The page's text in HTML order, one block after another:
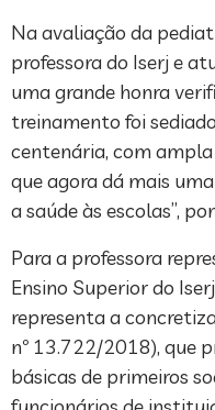
Na avaliação da
professora do Iserj e
uma grande honra
treinamento foi
centenária, com
que agora dá mais
a saúde às escolas”,
Para a professora
Ensino Superior do
representa a
nº 13.722/2018), que
básicas de primeiros